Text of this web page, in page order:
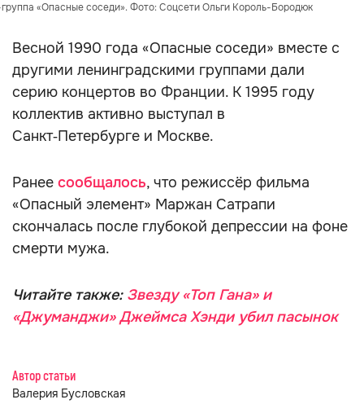
«Опасные соседи». Фото: Соцсети Ольги Король-Бородюк
Весной 1990 года «Опасные соседи» вместе с
другими ленинградскими группами дали
серию концертов во Франции. К 1995 году
коллектив активно выступал в
Санкт‑Петербурге и Москве.
Ранее сообщалось, что режиссёр фильма
«Опасный элемент» Маржан Сатрапи
скончалась после глубокой депрессии на фоне
смерти мужа.
Читайте также: Звезду «Топ Гана» и
«Джуманджи» Джеймса Хэнди убил пасынок
Автор статьи
Валерия Бусловская